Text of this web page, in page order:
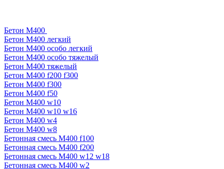
Бетон М400
Бетон М400 легкий
Бетон М400 особо легкий
Бетон М400 особо тяжелый
Бетон М400 тяжелый
Бетон М400 f200 f300
Бетон М400 f300
Бетон М400 f50
Бетон М400 w10
Бетон М400 w10 w16
Бетон М400 w4
Бетон М400 w8
Бетонная смесь М400 f100
Бетонная смесь М400 f200
Бетонная смесь М400 w12 w18
Бетонная смесь М400 w2